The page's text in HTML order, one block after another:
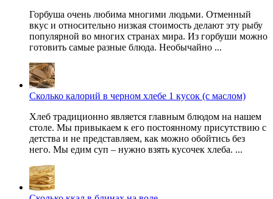
Горбуша очень любима многими людьми. Отменный
вкус и относительно низкая стоимость делают эту рыбу
популярной во многих странах мира. Из горбуши можно
готовить самые разные блюда. Необычайно ...
Сколько калорий в черном хлебе 1 кусок (с маслом)
Хлеб традиционно является главным блюдом на нашем
столе. Мы привыкаем к его постоянному присутствию с
детства и не представляем, как можно обойтись без
него. Мы едим суп – нужно взять кусочек хлеба. ...